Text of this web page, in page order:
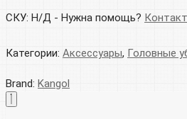
СКУ: Н/Д - Нужна помощь?
Категории: Аксессуары, Головные
Brand: Kangol